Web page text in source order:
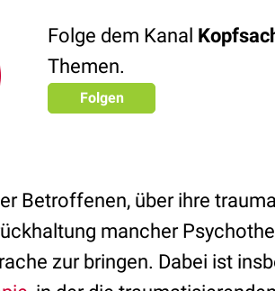
Folge dem Kanal
Themen.
Folgen
Betroffenen, über ihre
mancher
zur bringen. Dabei ist